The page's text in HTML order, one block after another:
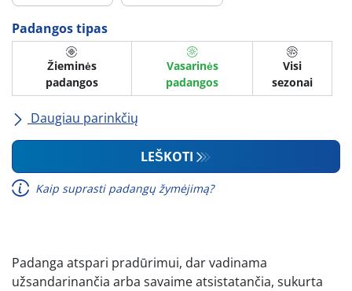
Padangos tipas
Žieminės
padangos
Vasarinės
padangos
Visi
sezonai
Daugiau parinkčių
Visi prekės ženklai
Padanga sustiprintomis sienelėmis
LEŠKOTI
Kaip suprasti padangų žymėjimą?
Padanga atspari pradūrimui, dar vadinama
užsandarinančia arba savaime atsistatančia, sukurta